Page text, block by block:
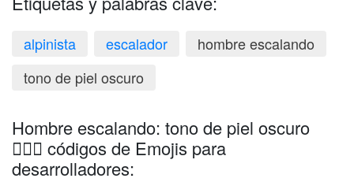
alpinista escalador
hombre escalando
tono de piel oscuro
Hombre escalando: tono de piel oscuro
🧗🏿‍♂️ códigos de Emojis para
desarrolladores: